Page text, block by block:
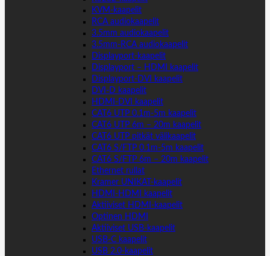
KVM-kaapelit
RCA audiokaapelit
3.5mm audiokaapelit
3.5mm-RCA audiokaapelit
Displayport-kaapelit
Displayport – HDMI kaapelit
Displayport-DVI kaapelit
DVI-D kaapelit
HDMI-DVI kaapelit
CAT6 UTP 0.1m-5m kaapelit
CAT6 UTP 6m – 20m kaapelit
CAT6 UTP pitkät välikaapelit
CAT6 S/FTP 0.1m-5m kaapelit
CAT6 S/FTP 6m – 20m kaapelit
Ethernet rullat
Kramer UNIKAT-kaapelit
HDMI-HDMI kaapelit
Aktiiviset HDMI-kaapelit
Optinen HDMI
Aktiiviset USB-kaapelit
USB-C kaapelit
USB 2.0-kaapelit